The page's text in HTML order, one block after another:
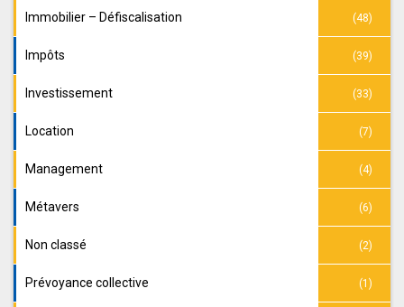
Immobilier – Défiscalisation (48)
Impôts (39)
Investissement (33)
Location (7)
Management (4)
Métavers (6)
Non classé (2)
Prévoyance collective (1)